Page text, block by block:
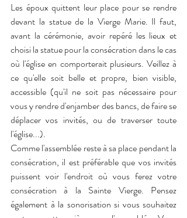
Les époux quittent leur place pour se rendre
devant la statue de la Vierge Marie. Il faut,
avant la cérémonie, avoir repéré les lieux et
choisi la statue pour la consécration dans le cas
où l'église en comporterait plusieurs. Veillez à
ce qu'elle soit belle et propre, bien visible,
accessible (qu'il ne soit pas nécessaire pour
vous y rendre d'enjamber des bancs, de faire se
déplacer vos invités, ou de traverser toute
l'église...).
Comme l'assemblée reste à sa place pendant la
consécration, il est préférable que vos invités
puissent voir l'endroit où vous ferez votre
consécration à la Sainte Vierge. Pensez
également à la sonorisation si vous souhaitez